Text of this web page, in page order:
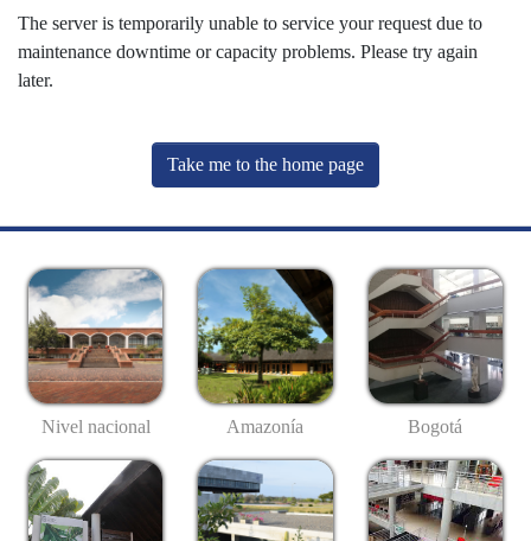
The server is temporarily unable to service your request due to
maintenance downtime or capacity problems. Please try again
later.
Take me to the home page
Nivel nacional Amazonía Bogotá